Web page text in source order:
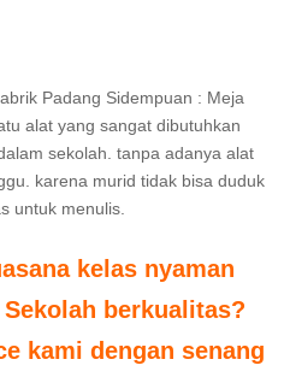
Padang Sidempuan : Meja
alat yang sangat dibutuhkan
sekolah. tanpa adanya alat
karena murid tidak bisa duduk
untuk menulis.
kelas nyaman
berkualitas?
kami dengan senang